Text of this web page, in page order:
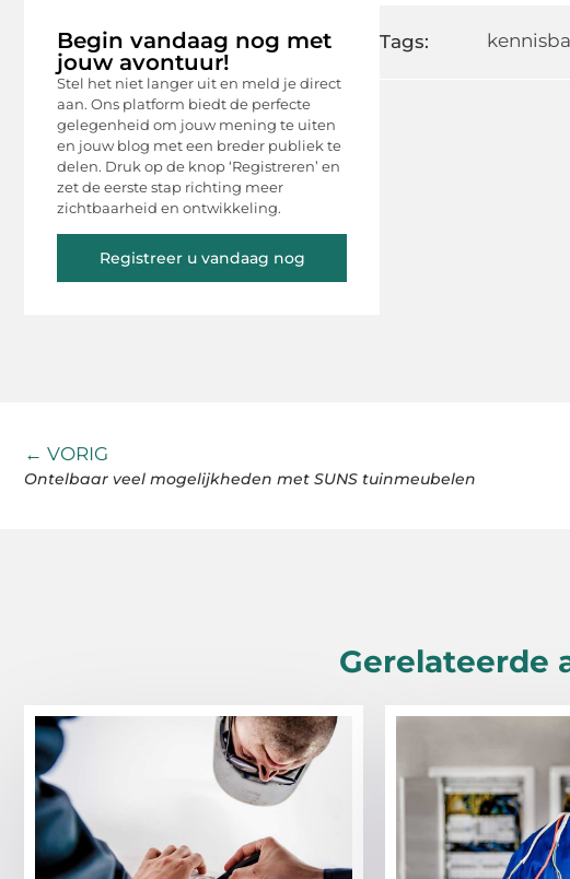
Begin vandaag nog met
jouw avontuur!
Stel het niet langer uit en meld je direct
aan. Ons platform biedt de perfecte
gelegenheid om jouw mening te uiten
en jouw blog met een breder publiek te
delen. Druk op de knop ‘Registreren’ en
zet de eerste stap richting meer
zichtbaarheid en ontwikkeling.
Registreer u vandaag nog
Tags:
← VORIG
Ontelbaar veel mogelijkheden met SUNS tuinmeubelen
Gerelateerde